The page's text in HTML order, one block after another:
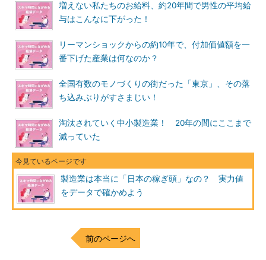
増えない私たちのお給料、約20年間で男性の平均給
与はこんなに下がった！
リーマンショックからの約10年で、付加価値額を一
番下げた産業は何なのか？
全国有数のモノづくりの街だった「東京」、その落
ち込みぶりがすさまじい！
淘汰されていく中小製造業！ 20年の間にここまで
減っていた
製造業は本当に「日本の稼ぎ頭」なの？ 実力値
をデータで確かめよう
前のページへ